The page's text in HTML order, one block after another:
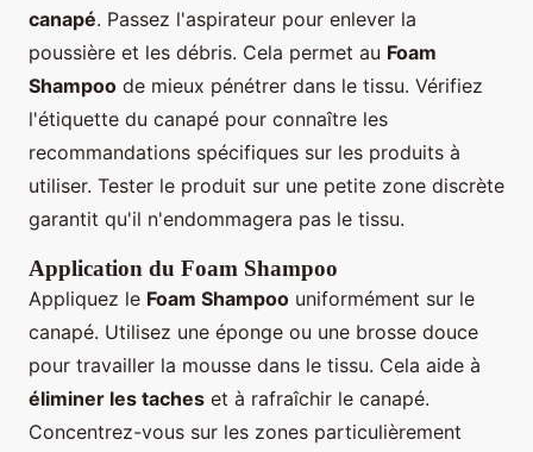
canapé. Passez l'aspirateur pour enlever la
poussière et les débris. Cela permet au Foam
Shampoo de mieux pénétrer dans le tissu. Vérifiez
l'étiquette du canapé pour connaître les
recommandations spécifiques sur les produits à
utiliser. Tester le produit sur une petite zone discrète
garantit qu'il n'endommagera pas le tissu.
Application du Foam Shampoo
Appliquez le Foam Shampoo uniformément sur le
canapé. Utilisez une éponge ou une brosse douce
pour travailler la mousse dans le tissu. Cela aide à
éliminer les taches et à rafraîchir le canapé.
Concentrez-vous sur les zones particulièrement